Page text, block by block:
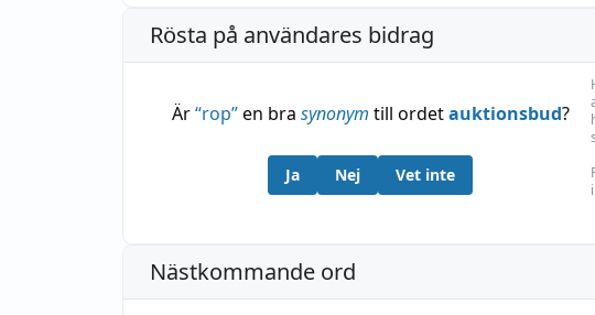
Rösta på användares bidrag
Är“rop”en bra synonym till ordetauktionsbud?
Ja Nej Vet inte
Nästkommande ord